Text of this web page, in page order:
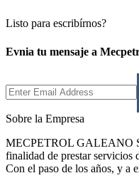
Listo para escribírnos?
Evnia tu mensaje a
Sobre la Empresa
MECPETROL GALEANO
finalidad de prestar servicios
Con el paso de los años, y a